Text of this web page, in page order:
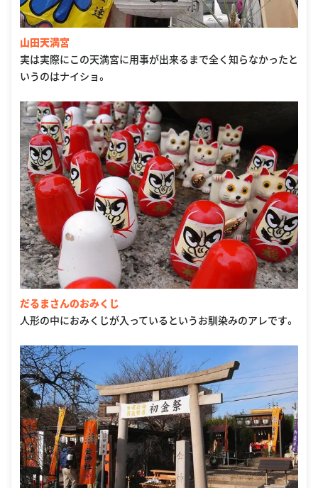
山田天満宮
実は実際にこの天満宮に用事が出来るまで全く知らなかったと
いうのはナイショ。
だるまさんのおみくじ
人形の中におみくじが入っているというお馴染みのアレです。